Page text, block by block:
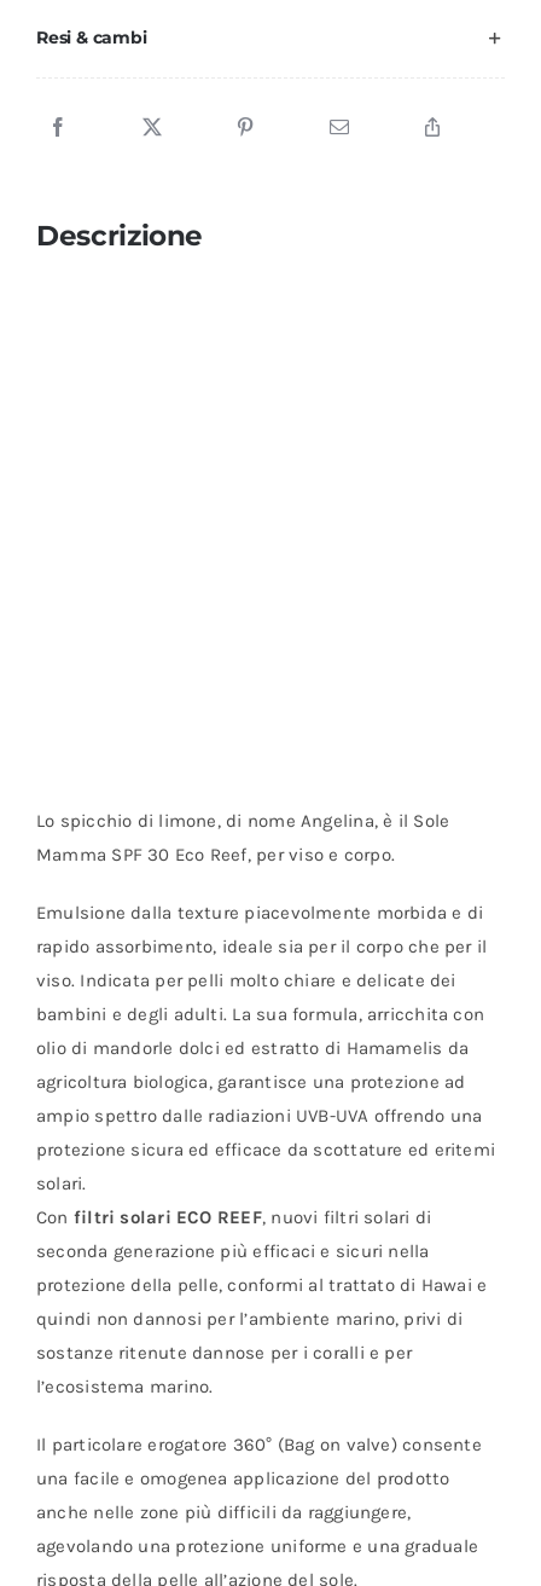
Resi & cambi
Descrizione
Lo spicchio di limone, di nome Angelina, è il Sole
Mamma SPF 30 Eco Reef, per viso e corpo.
Emulsione dalla texture piacevolmente morbida e di
rapido assorbimento, ideale sia per il corpo che per il
viso. Indicata per pelli molto chiare e delicate dei
bambini e degli adulti. La sua formula, arricchita con
olio di mandorle dolci ed estratto di Hamamelis da
agricoltura biologica, garantisce una protezione ad
ampio spettro dalle radiazioni UVB-UVA offrendo una
protezione sicura ed efficace da scottature ed eritemi
solari.
Con filtri solari ECO REEF, nuovi filtri solari di
seconda generazione più efficaci e sicuri nella
protezione della pelle, conformi al trattato di Hawai e
quindi non dannosi per l’ambiente marino, privi di
sostanze ritenute dannose per i coralli e per
l’ecosistema marino.
Il particolare erogatore 360° (Bag on valve) consente
una facile e omogenea applicazione del prodotto
anche nelle zone più difficili da raggiungere,
agevolando una protezione uniforme e una graduale
risposta della pelle all’azione del sole.